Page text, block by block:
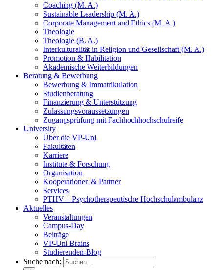
Coaching (M. A.)
Sustainable Leadership (M. A.)
Corporate Management and Ethics (M. A.)
Theologie
Theologie (B. A.)
Interkulturalität in Religion und Gesellschaft (M. A.)
Promotion & Habilitation
Akademische Weiterbildungen
Beratung & Bewerbung
Bewerbung & Immatrikulation
Studienberatung
Finanzierung & Unterstützung
Zulassungsvoraussetzungen
Zugangsprüfung mit Fachhochhochschulreife
University
Über die VP-Uni
Fakultäten
Karriere
Institute & Forschung
Organisation
Kooperationen & Partner
Services
PTHV – Psychotherapeutische Hochschulambulanz
Aktuelles
Veranstaltungen
Campus-Day
Beiträge
VP-Uni Brains
Studierenden-Blog
Suche nach: